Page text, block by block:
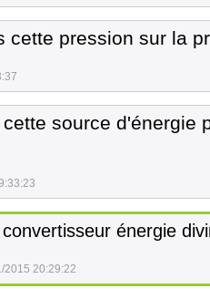
cette pression sur la
source d'énergie
énergie
2015 20:29:22